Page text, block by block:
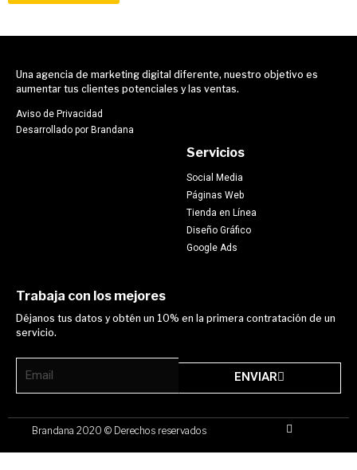
Una agencia de marketing digital diferente, nuestro objetivo es
aumentar tus clientes potenciales y las ventas.
Aviso de Privacidad
Desarrollado por Brandana
Servicios
Social Media
Páginas Web
Tienda en Línea
Diseño Gráfico
Google Ads
Trabaja con los mejores
Déjanos tus datos y obtén un 10% en la primera contratación de un
servicio.
ENVIAR
Brandana 2020 © Derechos reservados
F
a
e